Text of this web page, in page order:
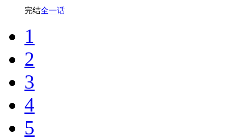
完结全一话
1
2
3
4
5